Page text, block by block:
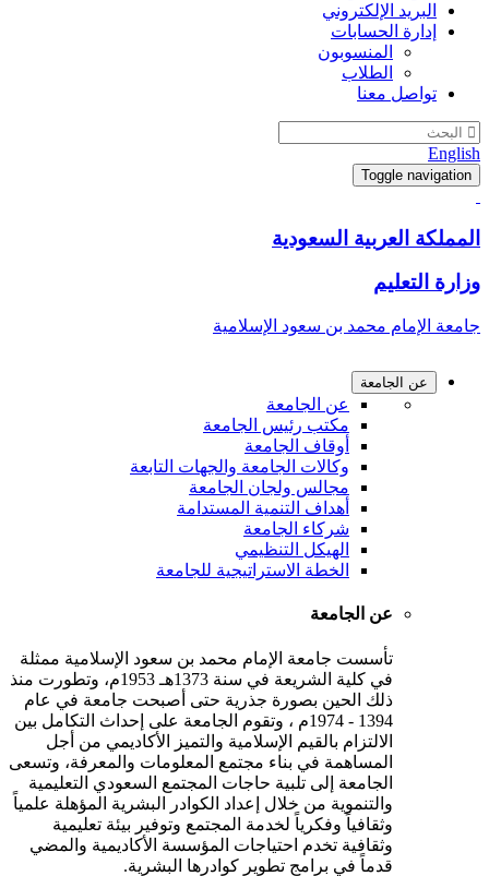
البريد الإلكتروني
إدارة الحسابات
المنسوبون
الطلاب
تواصل معنا
English
Toggle navigation
المملكة العربية السعودية
وزارة التعليم
جامعة الإمام محمد بن سعود الإسلامية
عن الجامعة
عن الجامعة
مكتب رئيس الجامعة
أوقاف الجامعة
وكالات الجامعة والجهات التابعة
مجالس ولجان الجامعة
أهداف التنمية المستدامة
شركاء الجامعة
الهيكل التنظيمي
الخطة الاستراتيجية للجامعة
عن الجامعة
تأسست جامعة الإمام محمد بن سعود الإسلامية ممثلة
في كلية الشريعة في سنة 1373هـ 1953م، وتطورت منذ
ذلك الحين بصورة جذرية حتى أصبحت جامعة في عام
1394 - 1974م ، وتقوم الجامعة على إحداث التكامل بين
الالتزام بالقيم الإسلامية والتميز الأكاديمي من أجل
المساهمة في بناء مجتمع المعلومات والمعرفة، وتسعى
الجامعة إلى تلبية حاجات المجتمع السعودي التعليمية
والتنموية من خلال إعداد الكوادر البشرية المؤهلة علمياً
وثقافياً وفكرياً لخدمة المجتمع وتوفير بيئة تعليمية
وثقافية تخدم احتياجات المؤسسة الأكاديمية والمضي
قدماً في برامج تطوير كوادرها البشرية.